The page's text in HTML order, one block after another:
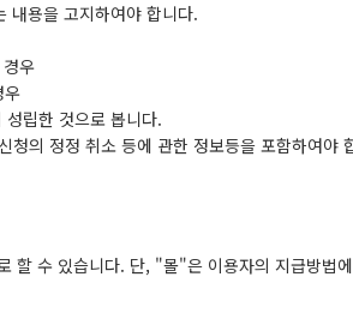
내용을 고지하여야 합니다.
우
우
립한 것으로 봅니다.
의 정정 취소 등에 관한 정보등을 포함하여야
할 수 있습니다. 단, "몰"은 이용자의 지급방법